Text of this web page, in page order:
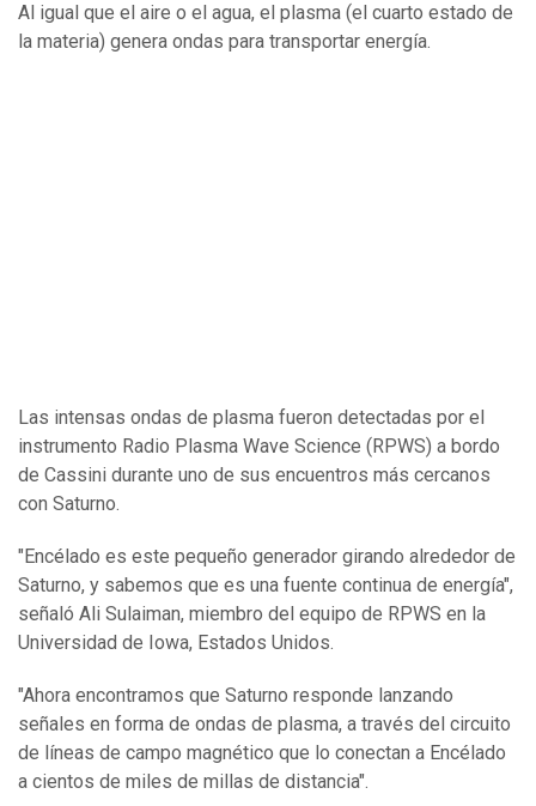
Al igual que el aire o el agua, el plasma (el cuarto estado de
la materia) genera ondas para transportar energía.
Las intensas ondas de plasma fueron detectadas por el
instrumento Radio Plasma Wave Science (RPWS) a bordo
de Cassini durante uno de sus encuentros más cercanos
con Saturno.
"Encélado es este pequeño generador girando alrededor de
Saturno, y sabemos que es una fuente continua de energía",
señaló Ali Sulaiman, miembro del equipo de RPWS en la
Universidad de Iowa, Estados Unidos.
"Ahora encontramos que Saturno responde lanzando
señales en forma de ondas de plasma, a través del circuito
de líneas de campo magnético que lo conectan a Encélado
a cientos de miles de millas de distancia".